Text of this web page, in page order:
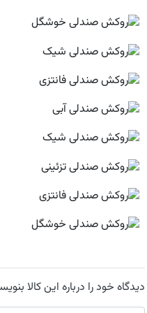
دیدگاه خود را درباره این کالا